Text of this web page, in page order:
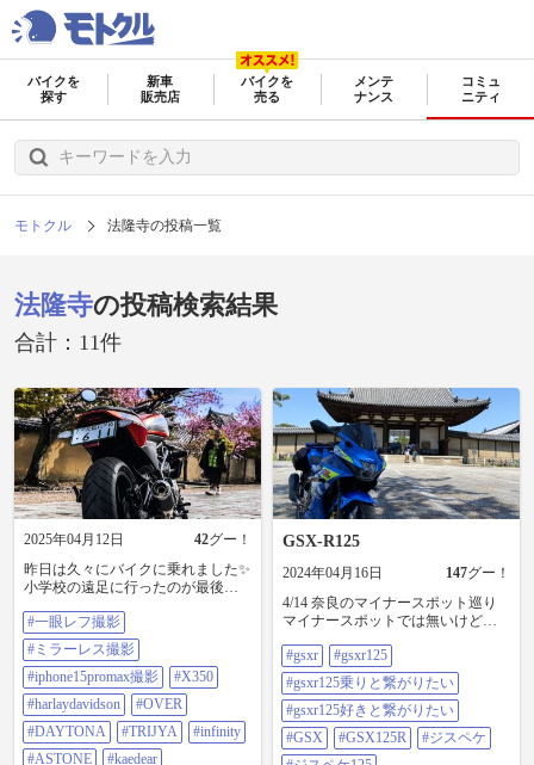
バイクを
探す
新車
販売店
バイクを
売る
メンテ
ナンス
コミュ
ニティ
モトクル 法隆寺の投稿一覧
法隆寺の投稿検索結果
合計：11件
2025年04月12日 42グー！
昨日は久々にバイクに乗れました✨
小学校の遠足に行ったのが最後の
撮影#ミラーレス撮影
#iphone15promax撮影
#x350#harlaydavidson #over#daytona
#trijya #infinity #astone#kaedear #休日
の過ごし方#中型外車倶楽部 #法隆
寺
#一眼レフ撮影
#ミラーレス撮影
#iphone15promax撮影
#X350
#harlaydavidson
#OVER
#DAYTONA
#TRIJYA
#infinity
#ASTONE
#kaedear
GSX-R125
2024年04月16日 147グー！
4/14 奈良のマイナースポット巡り
マイナースポットでは無いけど来
裏かな？ 畑か田んぼぐらいから遠
目に三重塔や五重塔を バックにバ
イクで写真撮られてる方居るので
そこで撮りたかったけど、 周り走
ったけど道分からん💦 結局諦めて
正面でだけ撮りました😭 #gsxr
#gsxr
#gsxr125
#gsxr125乗りと繋がりたい
#gsxr125好きと繋がりたい
#GSX
#GSX125R
#ジスペケ